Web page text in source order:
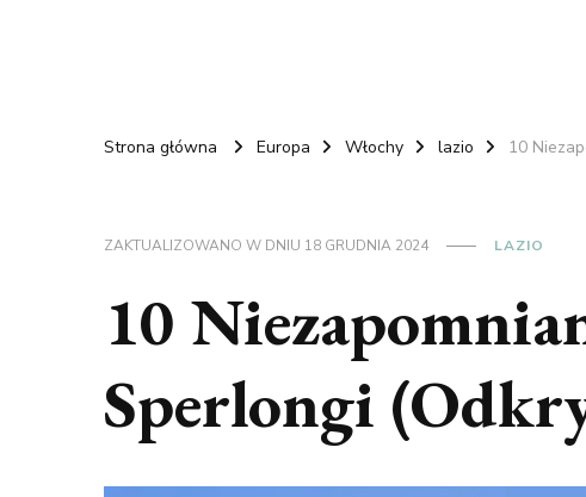
Strona główna Europa Włochy lazio 10
ZAKTUALIZOWANO W DNIU 18 GRUDNIA 2024 LAZIO
10
Sperlongi